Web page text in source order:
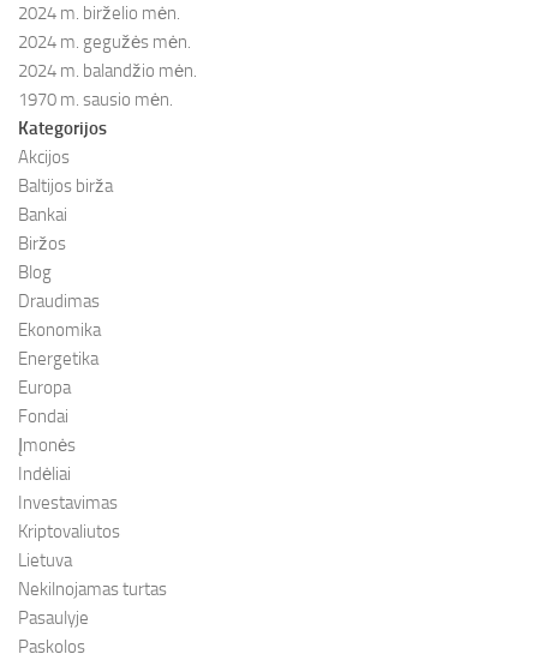
2024 m. birželio mėn.
2024 m. gegužės mėn.
2024 m. balandžio mėn.
1970 m. sausio mėn.
Kategorijos
Akcijos
Baltijos birža
Bankai
Biržos
Blog
Draudimas
Ekonomika
Energetika
Europa
Fondai
Įmonės
Indėliai
Investavimas
Kriptovaliutos
Lietuva
Nekilnojamas turtas
Pasaulyje
Paskolos